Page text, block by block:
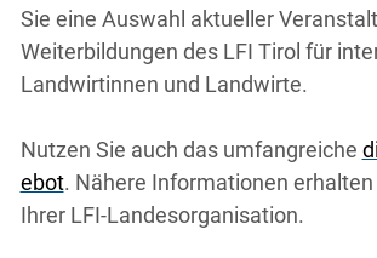
Sie eine Auswahl aktueller
Weiterbildungen des LFI Tirol für
Landwirtinnen und Landwirte.
Nutzen Sie auch das umfangreiche
ebot. Nähere Informationen erhalten
Ihrer LFI-Landesorganisation.